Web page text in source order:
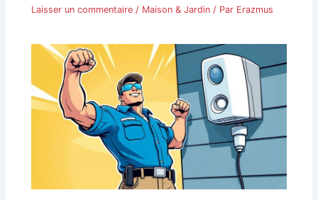
Laisser un commentaire / Maison & Jardin / Par Erazmus